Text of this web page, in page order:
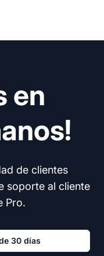
en
de clientes
soporte al cliente
Pro.
30 días